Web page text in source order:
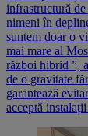
infrastructură
nimeni în
suntem doar o
mai mare al
război hibrid ”,
de o gravitate
garantează
acceptă